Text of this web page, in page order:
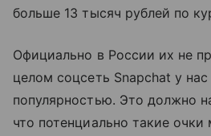
больше 13 тысяч рублей по
Официально в России их не
целом соцсеть Snapchat у нас
популярностью. Это должно
что потенциально такие очки